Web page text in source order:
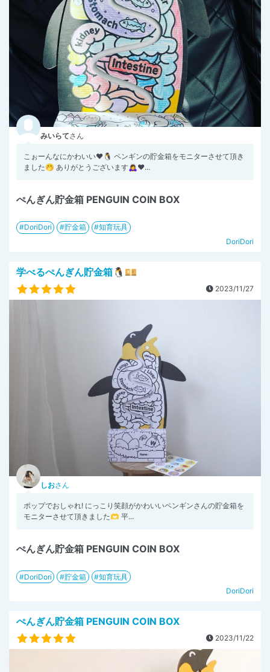
みいらてさん
こぉーんなにかわいい❤️🐧 ペンギンの貯金箱をモニターさせて頂き
ました🤭 ありがとうございます🙇‍♀️❤️‍...
ぺんぎん貯金箱 PENGUIN COIN BOX
DoriDori 貯金箱
知育玩具
DoriDori
学べるぺんぎん貯金箱🐧💴
2023/11/27
しおさん
ポップでおしゃれ! にっこり笑顔がかわいいペンギンさんの貯金箱を
モニターさせて頂きました🫶 平...
ぺんぎん貯金箱 PENGUIN COIN BOX
DoriDori 貯金箱
知育玩具
DoriDori
ぺんぎん貯金箱 PENGUIN COIN BOX
2023/11/22